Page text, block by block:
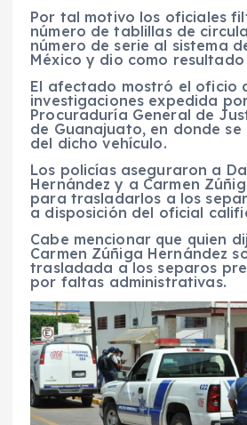
Por tal motivo los oficiales
número de tablillas de
número de serie al sistema
México y dio como
El afectado mostró el oficio
investigaciones expedida
Procuraduría General de
de Guanajuato, en donde
del dicho vehículo.
Los policías aseguraron a
Hernández y a Carmen
para trasladarlos a los
a disposición del oficial
Cabe mencionar que quien
Carmen Zúñiga Hernández
trasladada a los separos
por faltas administrativas.